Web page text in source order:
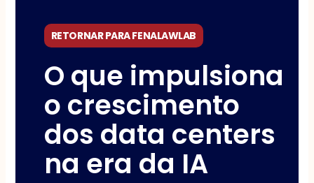
RETORNAR PARA FENALAWLAB
O que impulsiona
o crescimento
dos data centers
na era da IA